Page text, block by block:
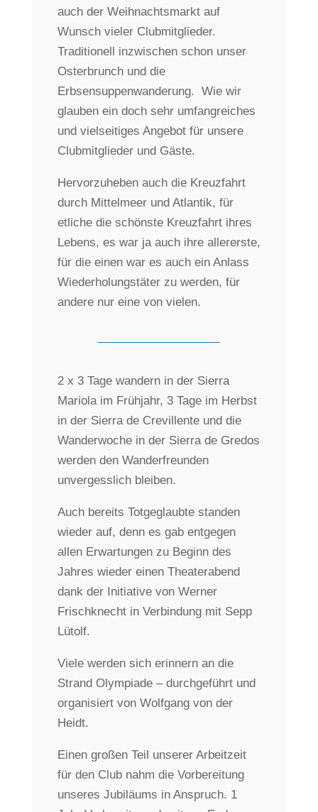
auch der Weihnachtsmarkt auf
Wunsch vieler Clubmitglieder.
Traditionell inzwischen schon unser
Osterbrunch und die
Erbsensuppenwanderung. Wie wir
glauben ein doch sehr umfangreiches
und vielseitiges Angebot für unsere
Clubmitglieder und Gäste.
Hervorzuheben auch die Kreuzfahrt
durch Mittelmeer und Atlantik, für
etliche die schönste Kreuzfahrt ihres
Lebens, es war ja auch ihre allererste,
für die einen war es auch ein Anlass
Wiederholungstäter zu werden, für
andere nur eine von vielen.
2 x 3 Tage wandern in der Sierra
Mariola im Frühjahr, 3 Tage im Herbst
in der Sierra de Crevillente und die
Wanderwoche in der Sierra de Gredos
werden den Wanderfreunden
unvergesslich bleiben.
Auch bereits Totgeglaubte standen
wieder auf, denn es gab entgegen
allen Erwartungen zu Beginn des
Jahres wieder einen Theaterabend
dank der Initiative von Werner
Frischknecht in Verbindung mit Sepp
Lütolf.
Viele werden sich erinnern an die
Strand Olympiade – durchgeführt und
organisiert von Wolfgang von der
Heidt.
Einen großen Teil unserer Arbeitzeit
für den Club nahm die Vorbereitung
unseres Jubiläums in Anspruch. 1